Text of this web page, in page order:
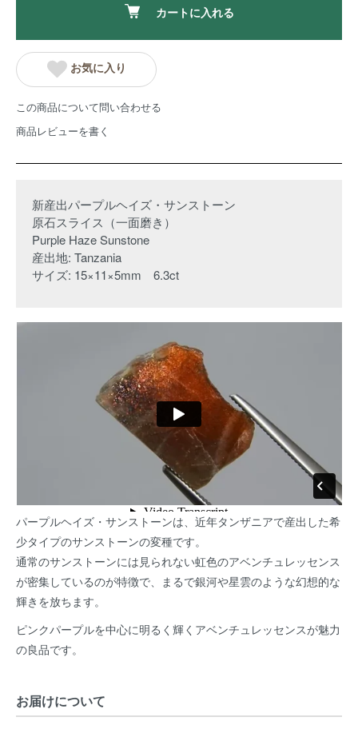
カートに入れる
お気に入り
この商品について問い合わせる
商品レビューを書く
新産出パープルヘイズ・サンストーン
原石スライス（一面磨き）
Purple Haze Sunstone
産出地: Tanzania
サイズ: 15×11×5mm 6.3ct
パープルヘイズ・サンストーンは、近年タンザニアで産出した希
少タイプのサンストーンの変種です。
通常のサンストーンには見られない虹色のアベンチュレッセンス
が密集しているのが特徴で、まるで銀河や星雲のような幻想的な
輝きを放ちます。
ピンクパープルを中心に明るく輝くアベンチュレッセンスが魅力
の良品です。
お届けについて